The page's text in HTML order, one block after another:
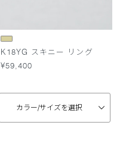
K18YG スキニー リング
¥59,400
カラー/サイズを選択